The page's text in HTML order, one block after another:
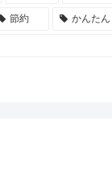
節約 かんたん